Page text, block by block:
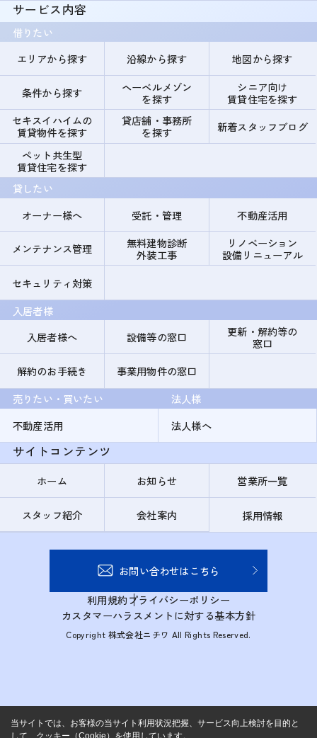
サービス内容
借りたい
エリアから探す
沿線から探す 地図から探す
条件から探す
ヘーベルメゾン
を探す
シニア向け
賃貸住宅を探す
セキスイハイムの
賃貸物件を探す
貸店舗・事務所
を探す
新着スタッフブログ
ペット共生型
賃貸住宅を探す
貸したい
オーナー様へ
受託・管理 不動産活用
メンテナンス管理
無料建物診断
外装工事
リノベーション
設備リニューアル
セキュリティ対策
入居者様
入居者様へ
設備等の窓口
更新・解約等の
窓口
解約のお手続き
事業用物件の窓口
売りたい・買いたい
不動産活用
法人様
法人様へ
サイトコンテンツ
ホーム お知らせ 営業所一覧
スタッフ紹介 会社案内 採用情報
お問い合わせはこちら
利用規約プライバシーポリシー
カスタマーハラスメントに対する基本方針
Copyright 株式会社ニチワ All Rights Reserved.
当サイトでは、お客様の当サイト利用状況把握、サービス向上検討を目的と
して、クッキー（Cookie）を使用しています。